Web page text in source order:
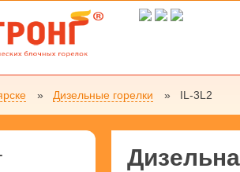
Дизельные горелки IL-3L2